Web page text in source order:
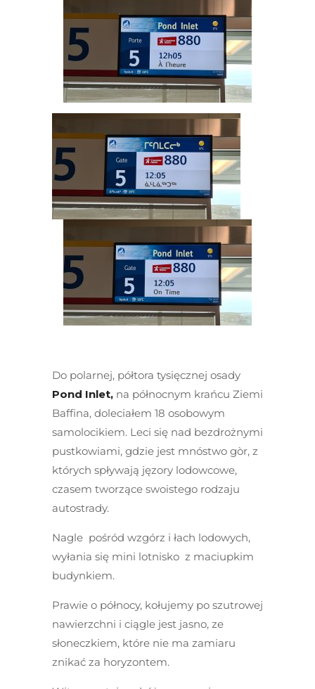
Do polarnej, półtora tysięcznej osady
Pond Inlet, na północnym krańcu Ziemi
Baffina, doleciałem 18 osobowym
samolocikiem. Leci się nad bezdrożnymi
pustkowiami, gdzie jest mnóstwo gòr, z
których spływają jęzory lodowcowe,
czasem tworzące swoistego rodzaju
autostrady.
Nagle pośród wzgórz i łach lodowych,
wyłania się mini lotnisko z maciupkim
budynkiem.
Prawie o północy, kołujemy po szutrowej
nawierzchni i ciągle jest jasno, ze
słoneczkiem, które nie ma zamiaru
znikać za horyzontem.